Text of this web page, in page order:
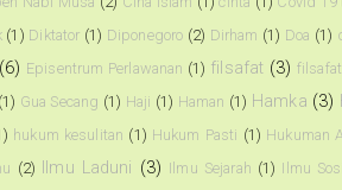
(1) Diktator (1) Diponegoro (2) Dirham (1) Doa (1)
(6) Episentrum Perlawanan (1) filsafat (3)
(1) Gua Secang (1) Haji (1) Haman (1) Hamka (3)
hukum kesulitan (1) Hukum Pasti (1) Hukuman
(2) Ilmu Laduni (3) Ilmu Sejarah (1) Ilmu